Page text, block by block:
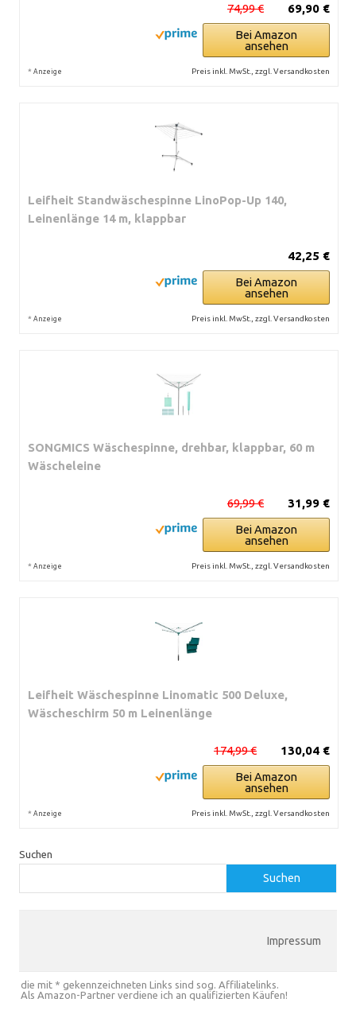
69,90 €
74,99 €
Bei Amazon
ansehen
* Anzeige Preis inkl. MwSt., zzgl. Versandkosten
Leifheit Standwäschespinne LinoPop-Up 140,
Leinenlänge 14 m, klappbar
42,25 €
Bei Amazon
ansehen
* Anzeige Preis inkl. MwSt., zzgl. Versandkosten
SONGMICS Wäschespinne, drehbar, klappbar, 60 m
Wäscheleine
31,99 €
69,99 €
Bei Amazon
ansehen
* Anzeige Preis inkl. MwSt., zzgl. Versandkosten
Leifheit Wäschespinne Linomatic 500 Deluxe,
Wäscheschirm 50 m Leinenlänge
130,04 €
174,99 €
Bei Amazon
ansehen
* Anzeige Preis inkl. MwSt., zzgl. Versandkosten
Suchen
Suchen
Impressum
die mit * gekennzeichneten Links sind sog. Affiliatelinks.
Als Amazon-Partner verdiene ich an qualifizierten Käufen!